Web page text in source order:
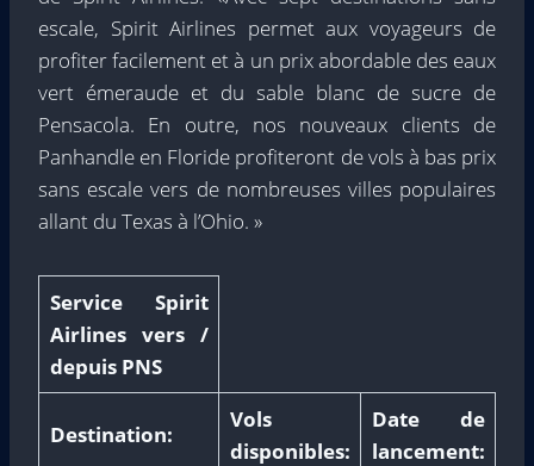
escale, Spirit Airlines permet aux voyageurs de
profiter facilement et à un prix abordable des eaux
vert émeraude et du sable blanc de sucre de
Pensacola. En outre, nos nouveaux clients de
Panhandle en Floride profiteront de vols à bas prix
sans escale vers de nombreuses villes populaires
allant du Texas à l’Ohio. »
Service Spirit
Airlines vers /
depuis PNS
Destination:
Vols
disponibles:
Date de
lancement: